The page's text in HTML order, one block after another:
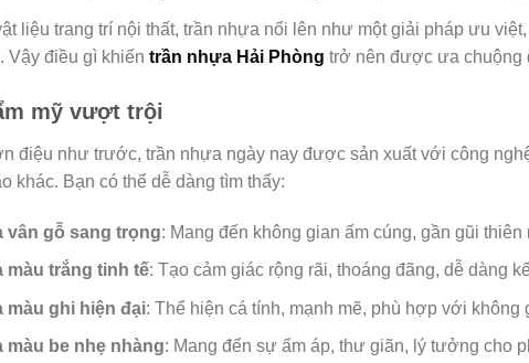
liệu trang trí nội thất, trần nhựa nổi lên như một giải pháp ưu
Vậy điều gì khiến trần nhựa Hải Phòng trở nên được ưa chuộng
mỹ vượt trội
điệu như trước, trần nhựa ngày nay được sản xuất với công
khác. Bạn có thể dễ dàng tìm thấy:
vân gỗ sang trọng: Mang đến không gian ấm cúng, gần gũi
màu trắng tinh tế: Tạo cảm giác rộng rãi, thoáng đãng, dễ dàng
màu ghi hiện đại: Thể hiện cá tính, mạnh mẽ, phù hợp với không
màu be nhẹ nhàng: Mang đến sự ấm áp, thư giãn, lý tưởng cho